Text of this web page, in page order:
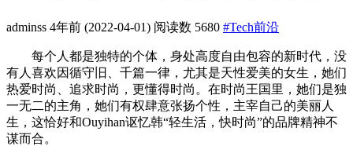
adminss 4年前 (2022-04-01) 阅读数 5680 #Tech前沿
每个人都是独特的个体，身处高度自由包容的新时代，没
有人喜欢因循守旧、千篇一律，尤其是天性爱美的女生，她们
热爱时尚、追求时尚，更懂得时尚。在时尚王国里，她们是独
一无二的主角，她们有权肆意张扬个性，主宰自己的美丽人
生，这恰好和Ouyihan讴忆韩“轻生活，快时尚”的品牌精神不
谋而合。